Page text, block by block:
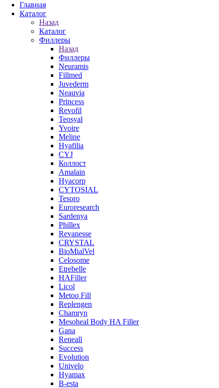
Главная
Каталог
Назад
Каталог
Филлеры
Назад
Филлеры
Neuramis
Fillmed
Juvederm
Neauvia
Princess
Revofil
Teosyal
Yvoire
Meline
Hyafilia
CYJ
Коллост
Amalain
Hyacorp
CYTOSIAL
Tesoro
Euroresearch
Sardenya
Phillex
Revanesse
CRYSTAL
BioMialVel
Celosome
Etrebelle
HAFiller
Licol
Metoo Fill
Replengen
Chamryn
Mesoheal Body HA Filler
Gana
Reneall
Success
Evolution
Univelo
Hyamax
B-esta